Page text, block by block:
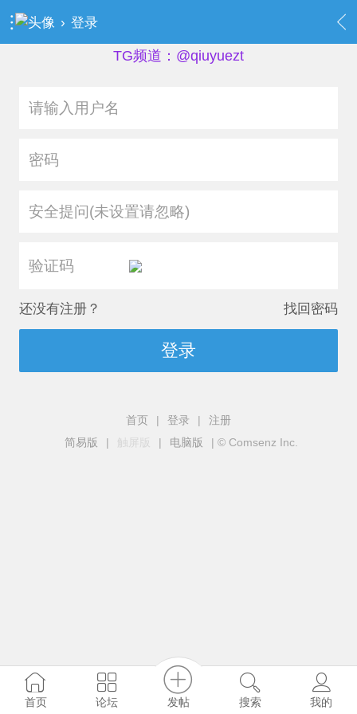
› 登录
TG频道：@qiuyuezt
安全提问(未设置请忽略)
还没有注册？ 找回密码
登录
首页 | 登录 |
注册
简易版
| 触屏版 | 电脑版 | © Comsenz Inc.
首页 论坛 发帖 搜索 我的